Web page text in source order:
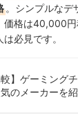
。シンプルなデ
価格は40,000
必見です。
較】ゲーミング
のメーカーを